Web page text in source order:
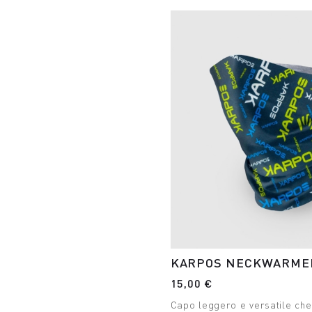
KARPOS
15,00 €
Capo leggero e versatile